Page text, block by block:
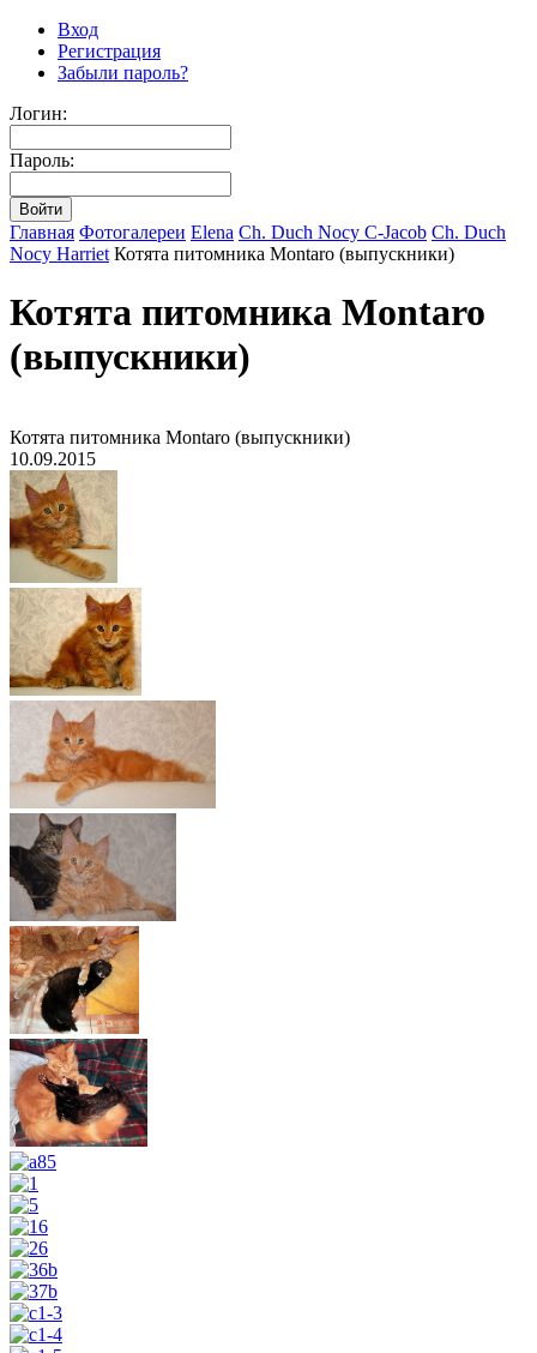
Вход
Регистрация
Забыли пароль?
Логин:
Пароль:
Главная Фотогалереи Elena Ch. Duch Nocy C-Jacob Ch. Duch
Nocy Harriet Котята питомника Montaro (выпускники)
Котята питомника Montaro
(выпускники)
Котята питомника Montaro (выпускники)
10.09.2015